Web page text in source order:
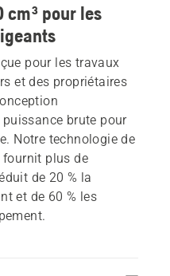
cm³ pour les
pour les travaux
et des propriétaires
brute pour
Notre technologie de
plus de
de 20 % la
et de 60 % les